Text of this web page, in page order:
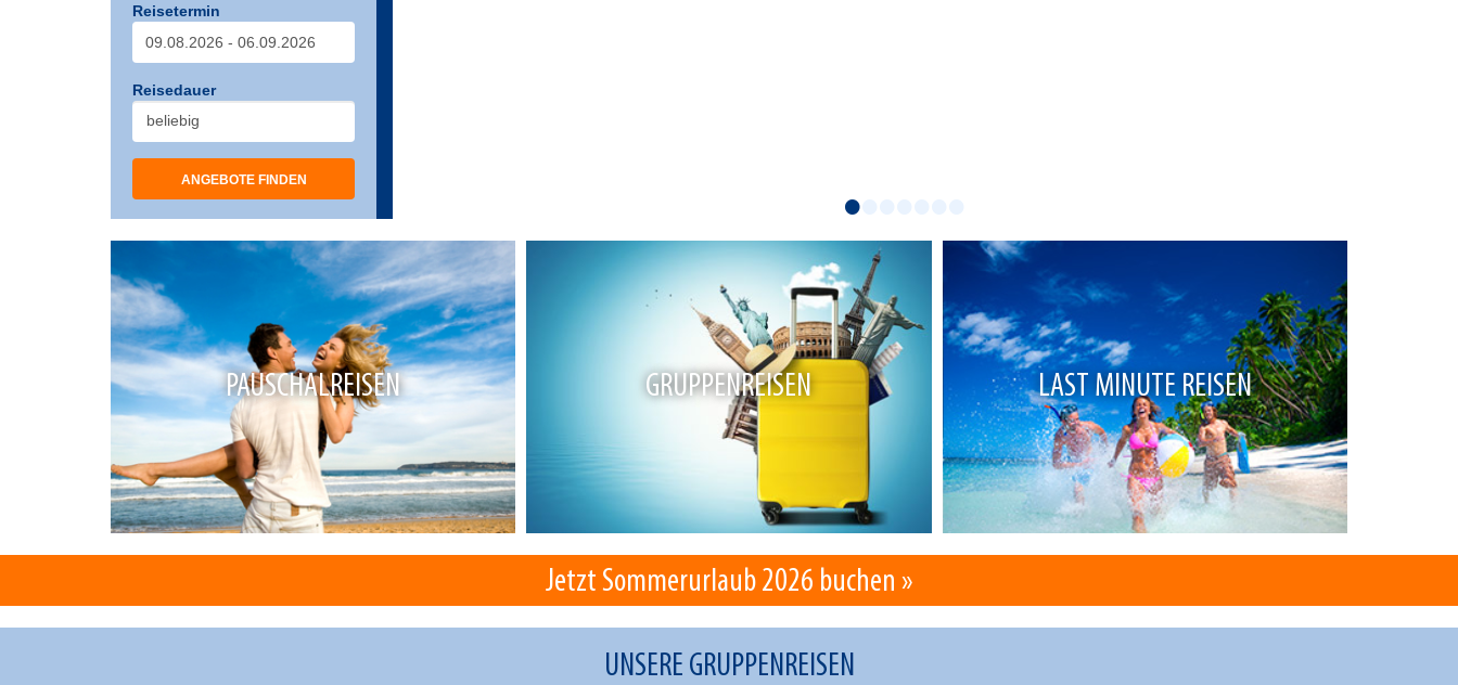
Reisetermin
Reisedauer
ANGEBOTE FINDEN •
PAUSCHALREISEN GRUPPENREISEN LAST MINUTE REISEN
Jetzt Sommerurlaub 2026 buchen »
UNSERE GRUPPENREISEN